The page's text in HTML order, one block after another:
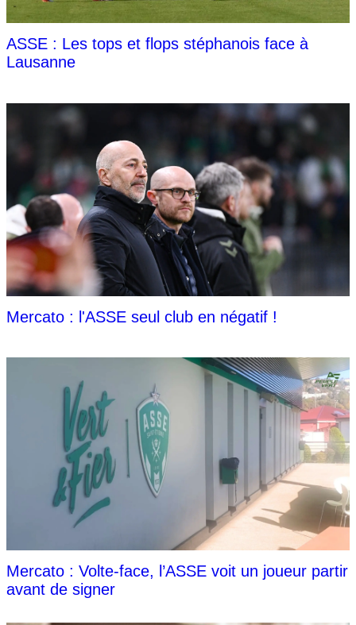
ASSE : Les tops et flops stéphanois face à
Lausanne
Mercato : l'ASSE seul club en négatif !
Mercato : Volte-face, l’ASSE voit un joueur partir
avant de signer